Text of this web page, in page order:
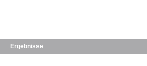
Ergebnisse